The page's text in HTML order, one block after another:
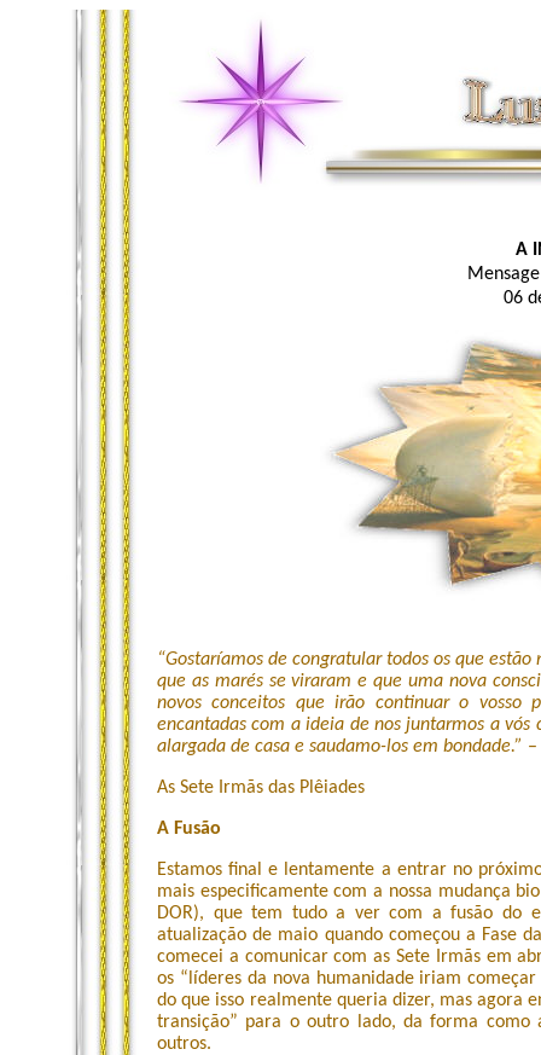
A
06
“Gostaríamos de congratular todos os que
que as marés se viraram e que uma nova
novos conceitos que irão continuar o vosso
encantadas com a ideia de nos juntarmos a vós
alargada de casa e saudamo-los em bondade.” –
As Sete Irmãs das Plêiades
A Fusão
Estamos final e lentamente a entrar no
mais especificamente com a nossa mudança
DOR), que tem tudo a ver com a fusão do
atualização de maio quando começou a Fase
comecei a comunicar com as Sete Irmãs em
os “líderes da nova humanidade iriam
do que isso realmente queria dizer, mas agora
transição” para o outro lado, da forma como
outros.